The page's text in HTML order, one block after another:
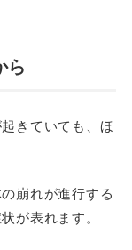
ら
きていても、ほ
崩れが進行する
が表れます。